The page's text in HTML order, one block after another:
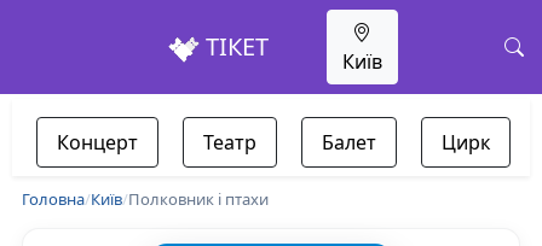
ТІКЕТ Київ
Концерт Театр Балет Цирк
Головна/Київ/Полковник і птахи